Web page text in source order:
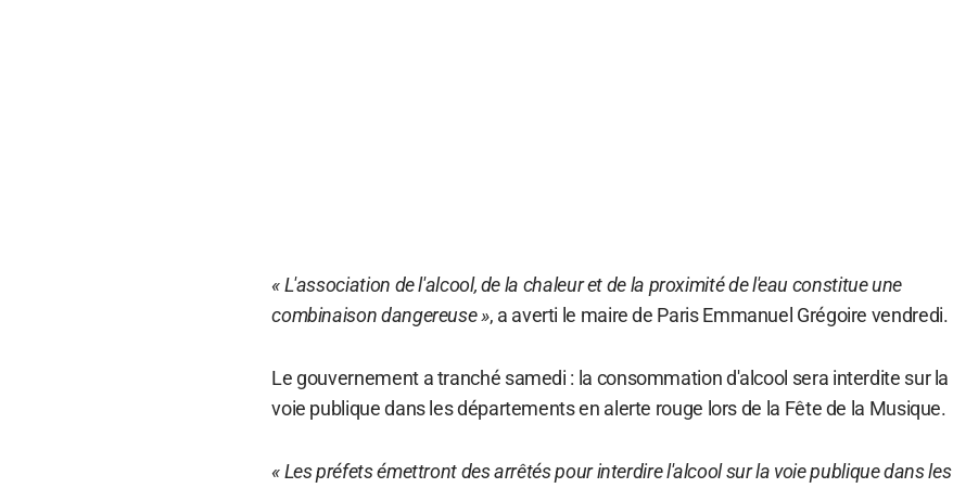
« L'association de l'alcool, de la chaleur et de la proximité de l'eau constitue une
combinaison dangereuse », a averti le maire de Paris Emmanuel Grégoire vendredi.
Le gouvernement a tranché samedi : la consommation d'alcool sera interdite sur la
voie publique dans les départements en alerte rouge lors de la Fête de la Musique.
« Les préfets émettront des arrêtés pour interdire l'alcool sur la voie publique dans les